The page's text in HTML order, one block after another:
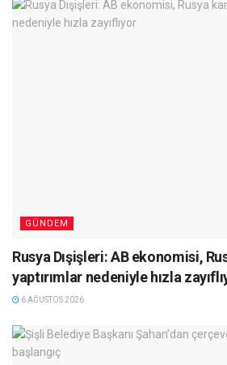
GÜNDEM
Rusya Dışişleri: AB ekonomisi,
yaptırımlar nedeniyle hızla
6 AĞUSTOS 2026